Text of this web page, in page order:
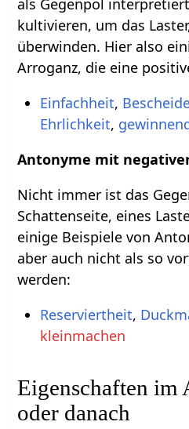
kultivieren, um das
überwinden. Hier also
Arroganz, die eine
Einfachheit,
Ehrlichkeit,
Antonyme mit
Nicht immer ist das
Schattenseite, eines
einige Beispiele von
aber auch nicht als so
werden:
Reserviertheit,
kleinmachen
Eigenschaften im
oder danach